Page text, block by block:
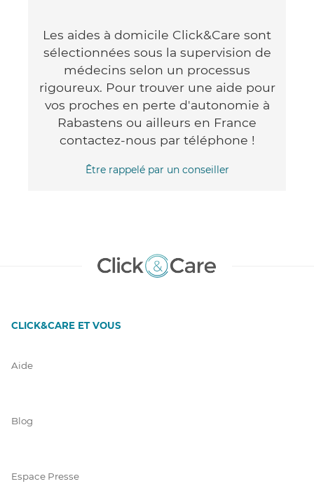
Les aides à domicile Click&Care sont
sélectionnées sous la supervision de
médecins selon un processus
rigoureux. Pour trouver une aide pour
vos proches en perte d'autonomie à
Rabastens ou ailleurs en France
contactez-nous par téléphone !
Être rappelé par un conseiller
CLICK&CARE ET VOUS
Aide
Blog
Espace Presse